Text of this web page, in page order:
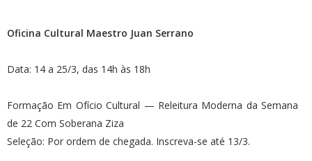
Oficina Cultural Maestro Juan Serrano
Data: 14 a 25/3, das 14h às 18h
Formação Em Ofício Cultural — Releitura Moderna da Semana
de 22 Com Soberana Ziza
Seleção: Por ordem de chegada. Inscreva-se até 13/3.